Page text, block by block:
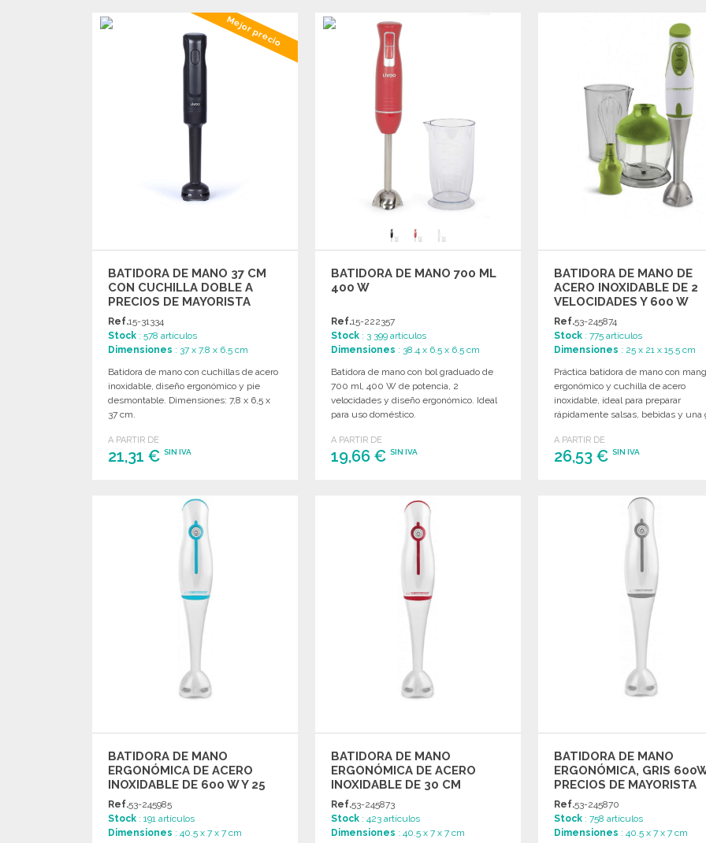
Mejor precio
BATIDORA DE MANO 37 CM
CON CUCHILLA DOBLE A
PRECIOS DE MAYORISTA
Ref.15-31334
Stock : 578 artículos
Dimensiones : 37 x 7.8 x 6.5 cm
Batidora de mano con cuchillas de acero
inoxidable, diseño ergonómico y pie
desmontable. Dimensiones: 7,8 x 6,5 x
37 cm.
A PARTIR DE
21,31 € SIN IVA
Solicitar un presupuesto
BATIDORA DE MANO 700 ML
400 W
Ref.15-222357
Stock : 3 399 artículos
Dimensiones : 38.4 x 6.5 x 6.5 cm
Batidora de mano con bol graduado de
700 ml, 400 W de potencia, 2
velocidades y diseño ergonómico. Ideal
para uso doméstico.
A PARTIR DE
19,66 €SIN IVA
Solicitar un presupuesto
BATIDORA DE MANO DE
ACERO INOXIDABLE DE 2
VELOCIDADES Y 600 W
Ref.53-245874
Stock : 775 artículos
Dimensiones : 25 x 21 x 15.5 cm
Práctica batidora de mano con
ergonómico y cuchilla de acero
inoxidable, ideal para preparar
rápidamente salsas, bebidas y una
A PARTIR DE
26,53 €SIN IVA
BATIDORA DE MANO
ERGONÓMICA DE ACERO
INOXIDABLE DE 600 W Y 25
CM
Ref.53-245985
Stock : 191 artículos
Dimensiones : 40.5 x 7 x 7 cm
BATIDORA DE MANO
ERGONÓMICA DE ACERO
INOXIDABLE DE 30 CM
Ref.53-245873
Stock : 423 artículos
Dimensiones : 40.5 x 7 x 7 cm
BATIDORA DE MANO
ERGONÓMICA, GRIS
PRECIOS DE MAYORISTA
Ref.53-245870
Stock : 758 artículos
Dimensiones : 40.5 x 7 x 7 cm